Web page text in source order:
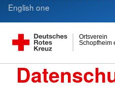
English one
Schopfheim
Ortsverein